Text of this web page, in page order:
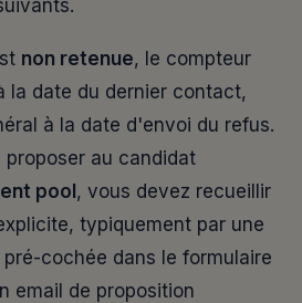
non retenue, le compteur
la date du dernier contact,
à la date d'envoi du refus.
proposer au candidat
pool , vous devez recueillir
typiquement par une
cochée dans le formulaire
email de proposition